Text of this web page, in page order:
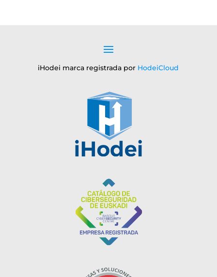
iHodei marca registrada por HodeiCloud